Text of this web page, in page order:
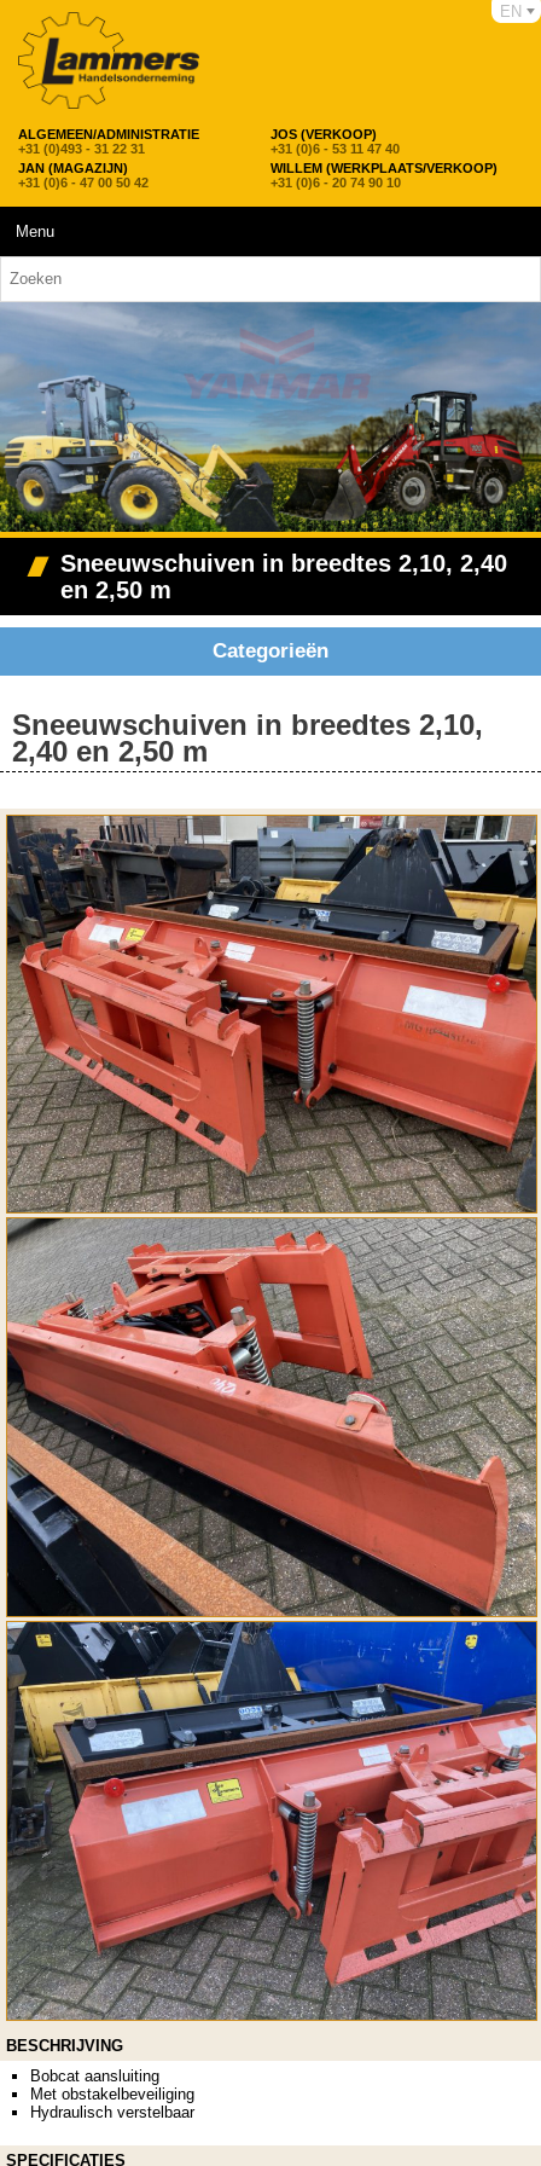
ALGEMEEN/ADMINISTRATIE
+31 (0)493 - 31 22 31
JOS (VERKOOP)
+31 (0)6 - 53 11 47 40
JAN (MAGAZIJN)
+31 (0)6 - 47 00 50 42
WILLEM (WERKPLAATS/VERKOOP)
+31 (0)6 - 20 74 90 10
EN
Menu
Sneeuwschuiven in breedtes 2,10, 2,40
en 2,50 m
Categorieën
Sneeuwschuiven in breedtes 2,10,
2,40 en 2,50 m
BESCHRIJVING
Bobcat aansluiting
Met obstakelbeveiliging
Hydraulisch verstelbaar
SPECIFICATIES